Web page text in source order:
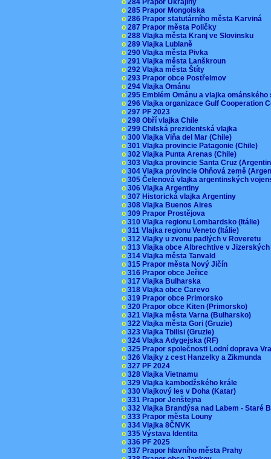
o 285 Prapor Mongolska
o 286 Prapor statutárního města Karviná
o 287 Prapor města Poličky
o 288 Vlajka města Kranj ve Slovinsku
o 289 Vlajka Lublaně
o 290 Vlajka města Pivka
o 291 Vlajka města Lanškroun
o 292 Vlajka města Štíty
o 293 Prapor obce Postřelmov
o 294 Vlajka Ománu
o 295 Emblém Ománu a vlajka
o 296 Vlajka organizace Gulf Cooperation
o 297 PF 2023
o 298 Obří vlajka Chile
o 299 Chilská prezidentská vlajka
o 300 Vlajka Viňa del Mar (Chile)
o 301 Vlajka provincie Patagonie (Chile)
o 302 Vlajka Punta Arenas (Chile)
o 303 Vlajka provincie Santa Cruz
o 304 Vlajka provincie Ohňová země
o 305 Čelenová vlajka argentinských
o 306 Vlajka Argentiny
o 307 Historická vlajka Argentiny
o 308 Vlajka Buenos Aires
o 309 Prapor Prostějova
o 310 Vlajka regionu Lombardsko (Itálie)
o 311 Vlajka regionu Veneto (Itálie)
o 312 Vlajky u zvonu padlých v Roveretu
o 313 Vlajka obce Albrechtive v
o 314 Vlajka města Tanvald
o 315 Prapor města Nový Jičín
o 316 Prapor obce Jeřice
o 317 Vlajka Bulharska
o 318 Vlajka obce Carevo
o 319 Prapor obce Primorsko
o 320 Prapor obce Kiten (Primorsko)
o 321 Vlajka města Varna (Bulharsko)
o 322 Vlajka města Gori (Gruzie)
o 323 Vlajka Tbilisi (Gruzie)
o 324 Vlajka Adygejska (RF)
o 325 Prapor společnosti Lodní doprava
o 326 Vlajky z cest Hanzelky a Zikmunda
o 327 PF 2024
o 328 Vlajka Vietnamu
o 329 Vlajka kambodžského krále
o 330 Vlajkový les v Doha (Katar)
o 331 Prapor Jenštejna
o 332 Vlajka Brandýsa nad Labem - Staré
o 333 Prapor města Louny
o 334 Vlajka 8ČNVK
o 335 Výstava Identita
o 336 PF 2025
o 337 Prapor hlavního města Prahy